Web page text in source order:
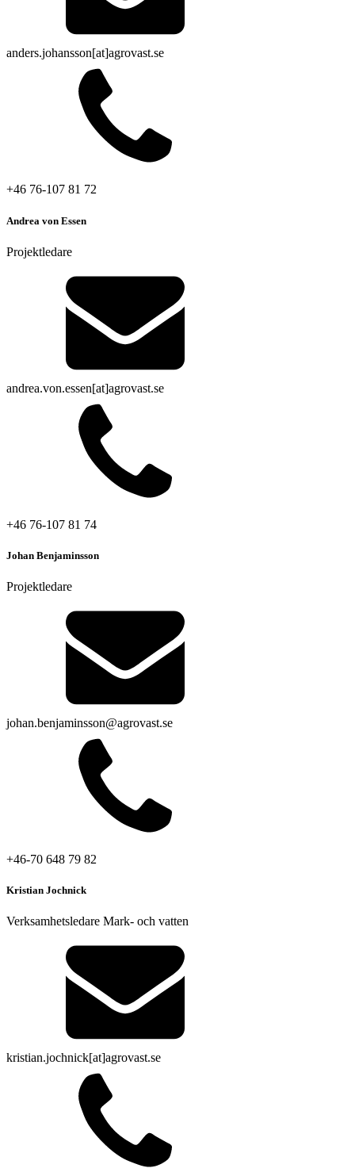
anders.johansson[at]agrovast.se
+46 76-107 81 72
Andrea von Essen
Projektledare
andrea.von.essen[at]agrovast.se
+46 76-107 81 74
Johan Benjaminsson
Projektledare
johan.benjaminsson@agrovast.se
+46-70 648 79 82
Kristian Jochnick
Verksamhetsledare Mark- och vatten
kristian.jochnick[at]agrovast.se